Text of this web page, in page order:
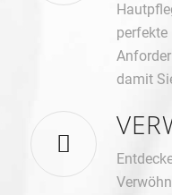
perfekte
damit